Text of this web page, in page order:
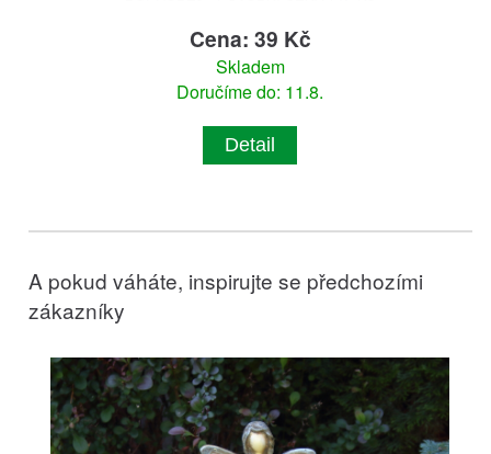
Cena: 39 Kč
Skladem
Doručíme do: 11.8.
Detail
A pokud váháte, inspirujte se předchozími
zákazníky